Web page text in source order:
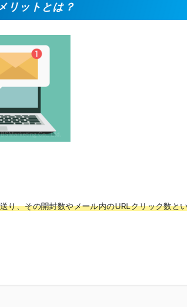
リットとは？
り、その開封数やメール内のURLクリック数と